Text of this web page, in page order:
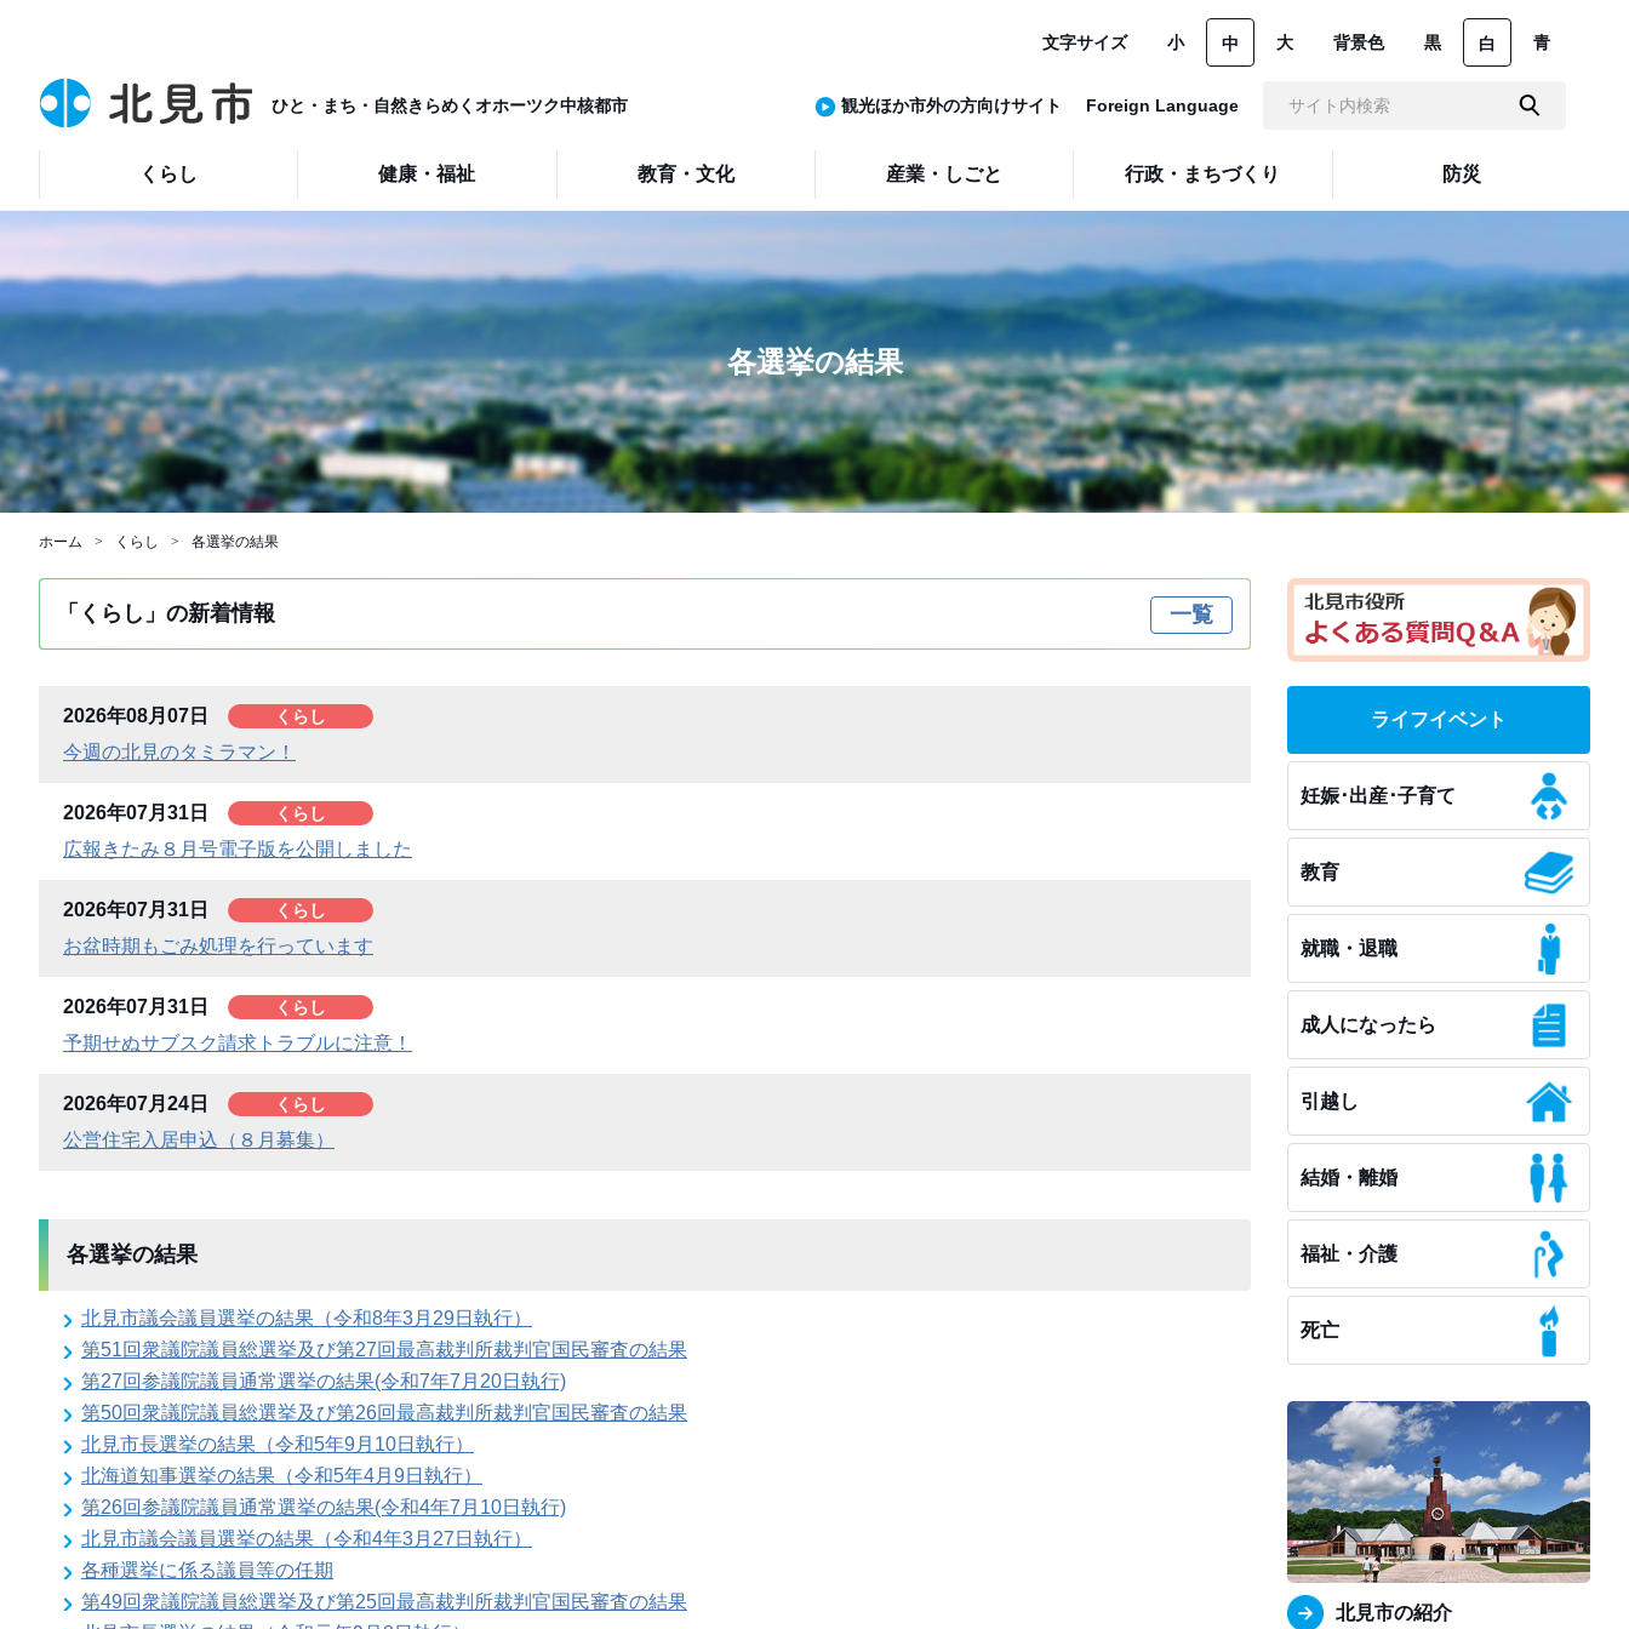
ひと・まち・自然きらめくオホーツク中核都市
くらし 健康・福祉 教育・文化 産業・しごと 行政・まちづくり 防災
文字サイズ 小 中 大 背景色 黒 白 青
観光ほか市外の方向けサイト Foreign Language
各選挙の結果
ホーム くらし 各選挙の結果
「くらし」の新着情報 一覧
2026年08月07日 くらし
今週の北見のタミラマン！
2026年07月31日 くらし
広報きたみ８月号電子版を公開しました
2026年07月31日 くらし
お盆時期もごみ処理を行っています
2026年07月31日 くらし
予期せぬサブスク請求トラブルに注意！
2026年07月24日 くらし
公営住宅入居申込（８月募集）
各選挙の結果
北見市議会議員選挙の結果（令和8年3月29日執行）
第51回衆議院議員総選挙及び第27回最高裁判所裁判官国民審査の結果
第27回参議院議員通常選挙の結果(令和7年7月20日執行)
第50回衆議院議員総選挙及び第26回最高裁判所裁判官国民審査の結果
北見市長選挙の結果（令和5年9月10日執行）
北海道知事選挙の結果（令和5年4月9日執行）
第26回参議院議員通常選挙の結果(令和4年7月10日執行)
北見市議会議員選挙の結果（令和4年3月27日執行）
各種選挙に係る議員等の任期
第49回衆議院議員総選挙及び第25回最高裁判所裁判官国民審査の結果
ライフイベント
妊娠･出産･子育て
教育
就職・退職
成人になったら
引越し
結婚・離婚
福祉・介護
死亡
北見市の紹介